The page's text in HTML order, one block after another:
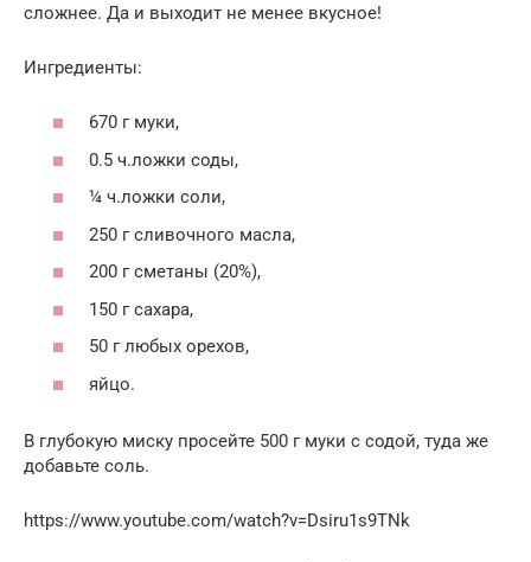
сложнее. Да и выходит не менее вкусное!
Ингредиенты:
670 г муки,
0.5 ч.ложки соды,
¼ ч.ложки соли,
250 г сливочного масла,
200 г сметаны (20%),
150 г сахара,
50 г любых орехов,
яйцо.
В глубокую миску просейте 500 г муки с содой, туда же
добавьте соль.
https://www.youtube.com/watch?v=Dsiru1s9TNk